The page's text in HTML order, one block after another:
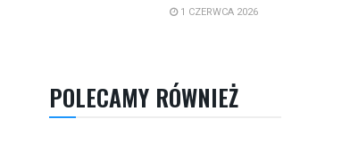
1 CZERWCA 2026
POLECAMY RÓWNIEŻ